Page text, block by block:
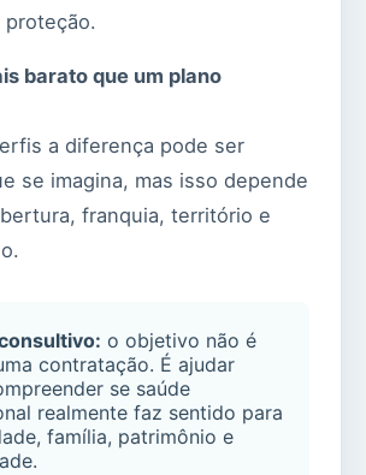
barato que um plano
a diferença pode ser
se imagina, mas isso depende
franquia, território e
o objetivo não é
contratação. É ajudar
se saúde
realmente faz sentido para
família, patrimônio e